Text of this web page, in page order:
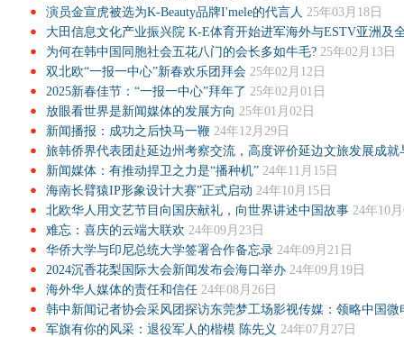
演员金宣虎被选为K-Beauty品牌I'mele的代言人 25年03月18日
大田信息文化产业振兴院 K-E体育开始进军海外与ESTV亚洲及
为何在韩中国同胞社会五花八门的会长多如牛毛? 25年02月13日
双北欧“一报一中心”新春欢乐团拜会 25年02月12日
2025新春佳节：“一报一中心”拜年了 25年02月01日
放眼看世界是新闻媒体的发展方向 25年01月02日
新闻播报：成功之后快马一鞭 24年12月29日
旅韩侨界代表团赴延边州考察交流，高度评价延边文旅发展成就
新闻媒体：有推动捍卫之力是“播种机” 24年11月15日
海南长臂猿IP形象设计大赛”正式启动 24年10月15日
北欧华人用文艺节目向国庆献礼，向世界讲述中国故事 24年10
难忘：喜庆的云端大联欢 24年09月23日
华侨大学与印尼总统大学签署合作备忘录 24年09月21日
2024沉香花梨国际大会新闻发布会海口举办 24年09月19日
海外华人媒体的责任和信任 24年08月26日
韩中新闻记者协会采风团探访东莞梦工场影视传媒：领略中国微
军旗有你的风采：退役军人的楷模 陈先义 24年07月27日